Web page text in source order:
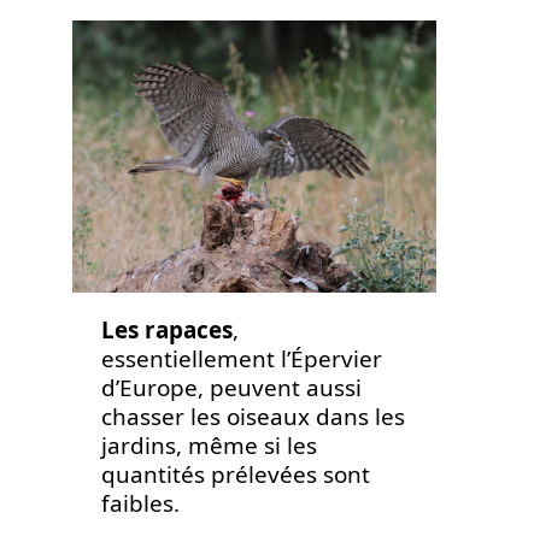
Les rapaces,
essentiellement l’Épervier
d’Europe, peuvent aussi
chasser les oiseaux dans les
jardins, même si les
quantités prélevées sont
faibles.